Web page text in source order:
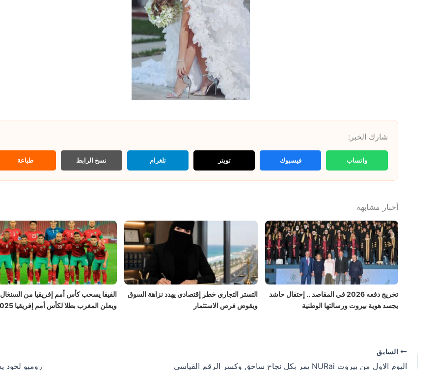
شارك الخبر:
واتساب فيسبوك تويتر تلغرام نسخ الرابط طباعة
أخبار مشابهة
تخريج دفعه 2026 في المقاصد .. إحتفال حاشد
يجسد هوية بيروت ورسالتها الوطنية
التستر التجاري خطر إقتصادي يهدد نزاهة السوق
ويقوض فرص الاستثمار
الفيفا يسحب كأس أمم إفريقيا من السنغال
ويعلن المغرب بطلا لكأس أمم إفريقيا 2025
السابق
اليوم الاول من بيروت NURai يمر بكل نجاح ساحق وكسر الرقم القياسي